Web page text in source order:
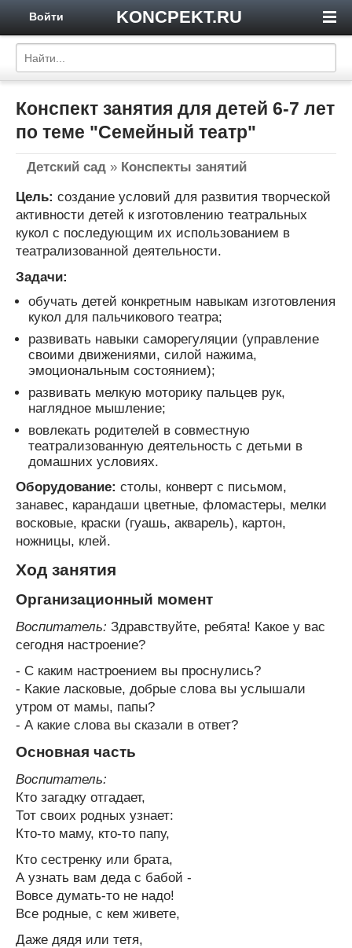
KONCPEKT.RU
Войти
Конспект занятия для детей 6-7 лет
по теме "Семейный театр"
Детский сад » Конспекты занятий
Цель: создание условий для развития творческой
активности детей к изготовлению театральных
кукол с последующим их использованием в
театрализованной деятельности.
Задачи:
обучать детей конкретным навыкам изготовления
кукол для пальчикового театра;
развивать навыки саморегуляции (управление
своими движениями, силой нажима,
эмоциональным состоянием);
развивать мелкую моторику пальцев рук,
наглядное мышление;
вовлекать родителей в совместную
театрализованную деятельность с детьми в
домашних условиях.
Оборудование: столы, конверт с письмом,
занавес, карандаши цветные, фломастеры, мелки
восковые, краски (гуашь, акварель), картон,
ножницы, клей.
Ход занятия
Организационный момент
Воспитатель: Здравствуйте, ребята! Какое у вас
сегодня настроение?
- С каким настроением вы проснулись?
- Какие ласковые, добрые слова вы услышали
утром от мамы, папы?
- А какие слова вы сказали в ответ?
Основная часть
Воспитатель:
Кто загадку отгадает,
Тот своих родных узнает:
Кто-то маму, кто-то папу,
Кто сестренку или брата,
А узнать вам деда с бабой -
Вовсе думать-то не надо!
Все родные, с кем живете,
Даже дядя или тетя,